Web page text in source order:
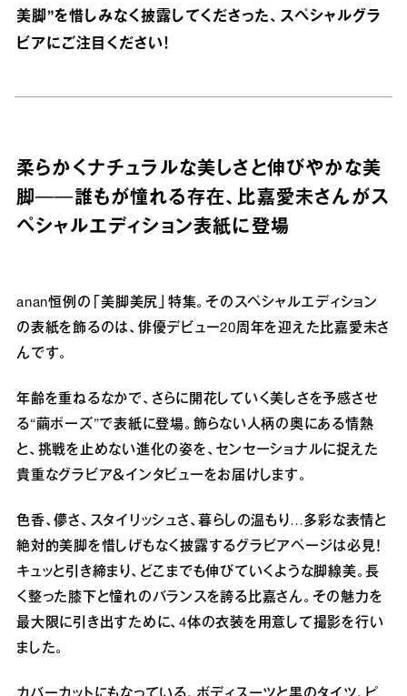
美脚”を惜しみなく披露してくださった、スペシャルグラ
ビアにご注目ください！
柔らかくナチュラルな美しさと伸びやかな美
脚──誰もが憧れる存在、比嘉愛未さんがス
ペシャルエディション表紙に登場
anan恒例の「美脚美尻」特集。そのスペシャルエディション
の表紙を飾るのは、俳優デビュー20周年を迎えた比嘉愛未さ
んです。
年齢を重ねるなかで、さらに開花していく美しさを予感させ
る“繭ポーズ”で表紙に登場。飾らない人柄の奥にある情熱
と、挑戦を止めない進化の姿を、センセーショナルに捉えた
貴重なグラビア＆インタビューをお届けします。
色香、儚さ、スタイリッシュさ、暮らしの温もり…多彩な表情と
絶対的美脚を惜しげもなく披露するグラビアページは必見！
キュッと引き締まり、どこまでも伸びていくような脚線美。長
く整った膝下と憧れのバランスを誇る比嘉さん。その魅力を
最大限に引き出すために、4体の衣装を用意して撮影を行い
ました。